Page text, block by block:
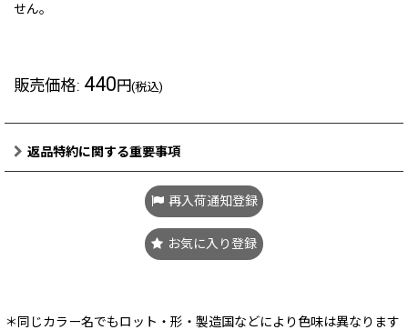
せん。
販売価格: 440円(税込)
返品特約に関する重要事項
再入荷通知登録
お気に入り登録
＊同じカラー名でもロット・形・製造国などにより色味は異なります